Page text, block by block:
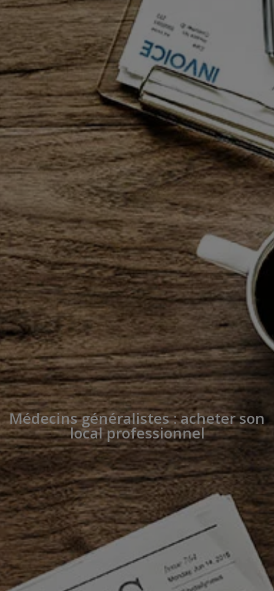
Médecins généralistes : acheter son
local professionnel